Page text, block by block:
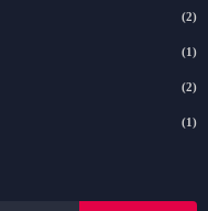
(2)
(1)
(2)
(1)